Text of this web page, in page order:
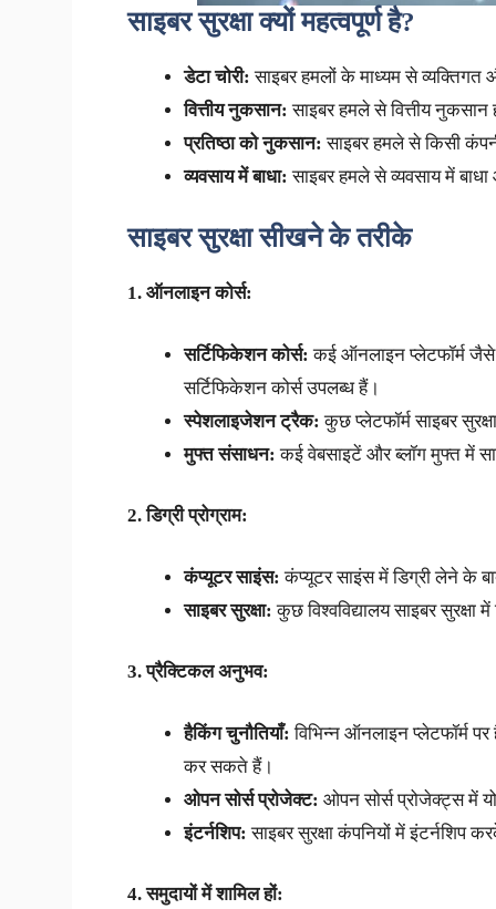
साइबर सुरक्षा क्यों महत्वपूर्ण है?
डेटा चोरी: साइबर हमलों के माध्यम से व्यक्तिगत
वित्तीय नुकसान: साइबर हमले से वित्तीय
प्रतिष्ठा को नुकसान: साइबर हमले से किसी
व्यवसाय में बाधा: साइबर हमले से व्यवसाय में
साइबर सुरक्षा सीखने के तरीके
1. ऑनलाइन कोर्स:
सर्टिफिकेशन कोर्स: कई ऑनलाइन प्लेटफॉर्म जैसे
सर्टिफिकेशन कोर्स उपलब्ध हैं।
स्पेशलाइजेशन ट्रैक: कुछ प्लेटफॉर्म साइबर
मुफ्त संसाधन: कई वेबसाइटें और ब्लॉग मुफ्त में
2. डिग्री प्रोग्राम:
कंप्यूटर साइंस: कंप्यूटर साइंस में डिग्री लेने के
साइबर सुरक्षा: कुछ विश्वविद्यालय साइबर सुरक्षा
3. प्रैक्टिकल अनुभव:
हैकिंग चुनौतियाँ: विभिन्न ऑनलाइन प्लेटफॉर्म
कर सकते हैं।
ओपन सोर्स प्रोजेक्ट: ओपन सोर्स प्रोजेक्ट्स में
इंटर्नशिप: साइबर सुरक्षा कंपनियों में इंटर्नशिप
4. समुदायों में शामिल हों: